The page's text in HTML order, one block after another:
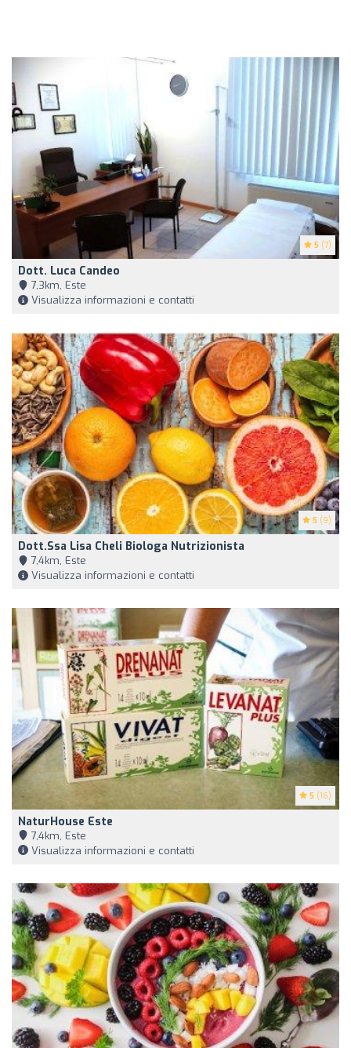
5 (7)
Dott. Luca Candeo
7,3km, Este
Visualizza informazioni e contatti
5 (9)
Dott.ssa Lisa Cheli Biologa Nutrizionista
7,4km, Este
Visualizza informazioni e contatti
5 (16)
NaturHouse Este
7,4km, Este
Visualizza informazioni e contatti